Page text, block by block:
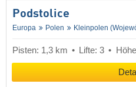
Podstolice
Europa Polen Kleinpolen
Pisten: 1,3 km Lifte: 3